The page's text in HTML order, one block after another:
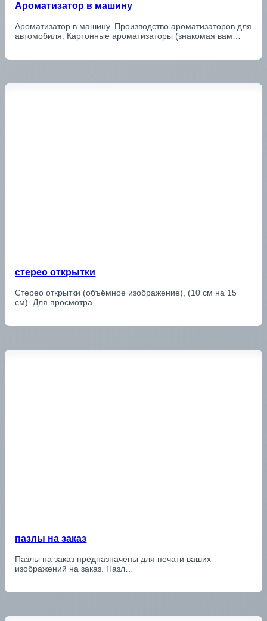
Ароматизатор в машину
Ароматизатор в машину. Производство ароматизаторов для
автомобиля. Картонные ароматизаторы (знакомая вам…
стерео открытки
Стерео открытки (объёмное изображение), (10 см на 15
см). Для просмотра…
пазлы на заказ
Пазлы на заказ предназначены для печати ваших
изображений на заказ. Пазл…